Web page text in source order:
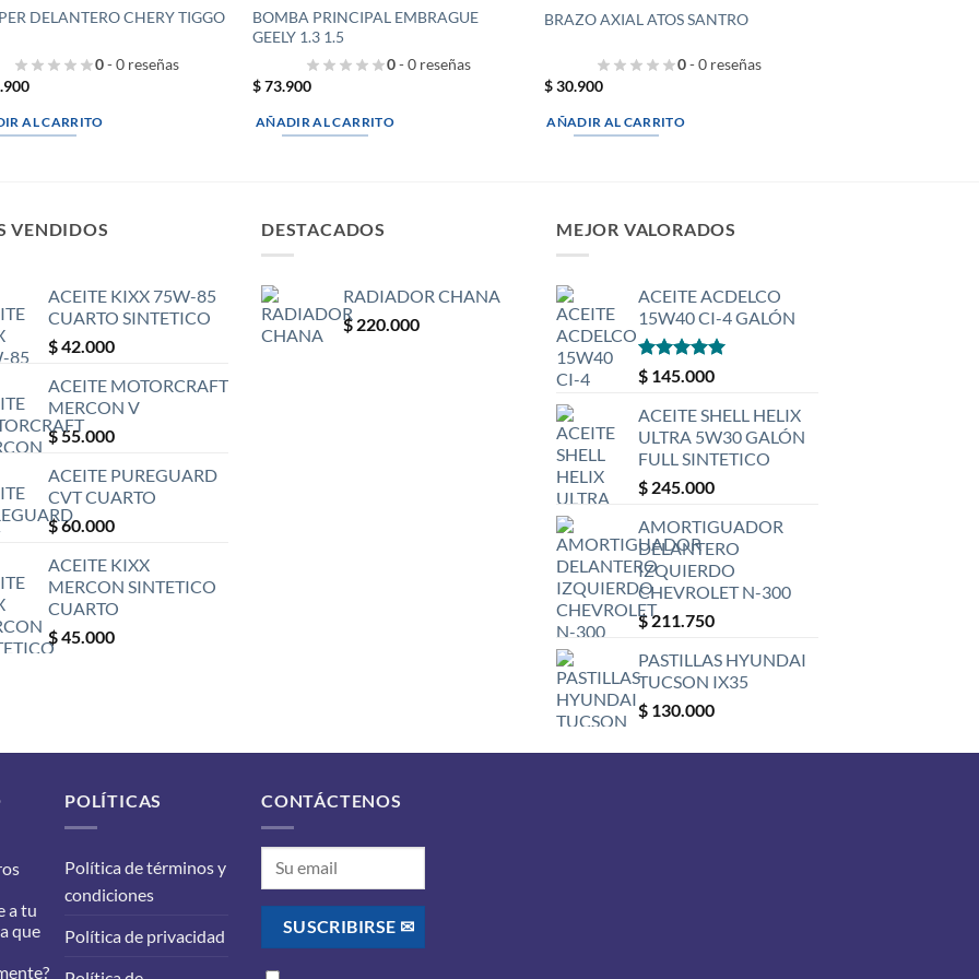
DELANTERO CHERY TIGGO
0- 0 reseñas
AL CARRITO
BOMBA PRINCIPAL EMBRAGUE
GEELY 1.3 1.5
0- 0 reseñas
$73.900
AÑADIR AL CARRITO
BRAZO AXIAL ATOS SANTRO
0- 0 reseñas
$30.900
AÑADIR AL CARRITO
VENDIDOS
ACEITE KIXX 75W-85
CUARTO SINTETICO
$42.000
ACEITE MOTORCRAFT
MERCON V
$55.000
ACEITE PUREGUARD
CVT CUARTO
$60.000
ACEITE KIXX
MERCON SINTETICO
CUARTO
$45.000
DESTACADOS
RADIADOR CHANA
$ 220.000
MEJOR VALORADOS
ACEITE ACDELCO
15W40 CI-4 GALÓN
Valorado
con
$ 145.000
ACEITE SHELL HELIX
ULTRA 5W30 GALÓN
FULL SINTETICO
$ 245.000
AMORTIGUADOR
DELANTERO
IZQUIERDO
CHEVROLET N-300
$211.750
PASTILLAS HYUNDAI
TUCSON IX35
$ 130.000
a tu
que
POLÍTICAS
Política de términos y
condiciones
Política de privacidad
CONTÁCTENOS